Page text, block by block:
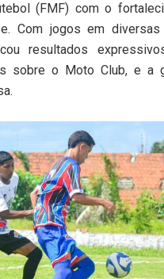
(FMF) com o
Com jogos em
resultados
sobre o Moto Club, e a